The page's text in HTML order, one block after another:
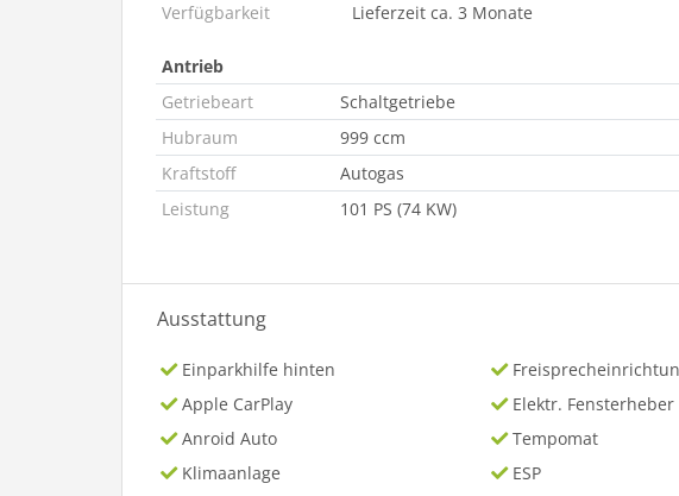
Verfügbarkeit
Lieferzeit ca. 3 Monate
Antrieb
Getriebeart
Schaltgetriebe
Hubraum
999 ccm
Kraftstoff
Autogas
Leistung
101 PS (74 KW)
Ausstattung
Einparkhilfe hinten
Apple CarPlay
Anroid Auto
Klimaanlage
Elektr. Fensterheber
Tempomat
ESP